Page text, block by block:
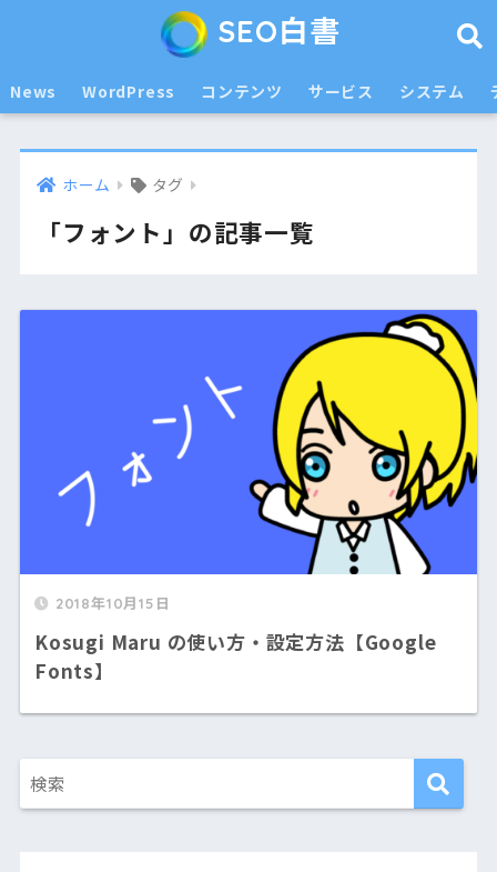
SEO白書
News WordPress コンテンツ サービス システム
ホーム タグ
「フォント」の記事一覧
2018年10月15日
Kosugi Maru の使い方・設定方法【Google
Fonts】